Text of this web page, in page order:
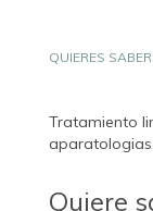
QUIERES
Tratamiento
aparatologias.
Quiere